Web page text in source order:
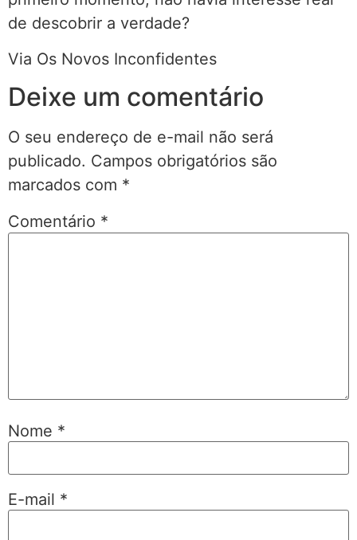
de descobrir a verdade?
Via Os Novos Inconfidentes
Deixe um comentário
O seu endereço de e-mail não será
publicado. Campos obrigatórios são
marcados com *
Comentário *
Nome *
E-mail *